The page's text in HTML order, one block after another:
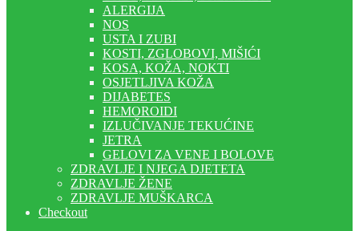
ALERGIJA
NOS
USTA I ZUBI
KOSTI, ZGLOBOVI, MIŠIĆI
KOSA, KOŽA, NOKTI
OSJETLJIVA KOŽA
DIJABETES
HEMOROIDI
IZLUČIVANJE TEKUĆINE
JETRA
GELOVI ZA VENE I BOLOVE
ZDRAVLJE I NJEGA DJETETA
ZDRAVLJE ŽENE
ZDRAVLJE MUŠKARCA
Checkout